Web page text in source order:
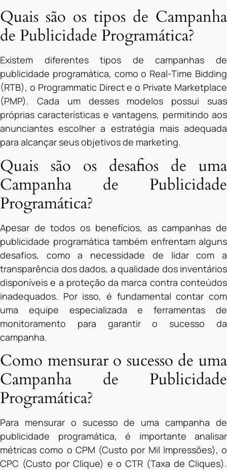
Quais são os tipos de Campanha
de Publicidade Programática?
Existem diferentes tipos de campanhas de
publicidade programática, como o Real-Time Bidding
(RTB), o Programmatic Direct e o Private Marketplace
(PMP). Cada um desses modelos possui suas
próprias características e vantagens, permitindo aos
anunciantes escolher a estratégia mais adequada
para alcançar seus objetivos de marketing.
Quais são os desafios de uma
Campanha de Publicidade
Programática?
Apesar de todos os benefícios, as campanhas de
publicidade programática também enfrentam alguns
desafios, como a necessidade de lidar com a
transparência dos dados, a qualidade dos inventários
disponíveis e a proteção da marca contra conteúdos
inadequados. Por isso, é fundamental contar com
uma equipe especializada e ferramentas de
monitoramento para garantir o sucesso da
campanha.
Como mensurar o sucesso de uma
Campanha de Publicidade
Programática?
Para mensurar o sucesso de uma campanha de
publicidade programática, é importante analisar
métricas como o CPM (Custo por Mil Impressões), o
CPC (Custo por Clique) e o CTR (Taxa de Cliques).